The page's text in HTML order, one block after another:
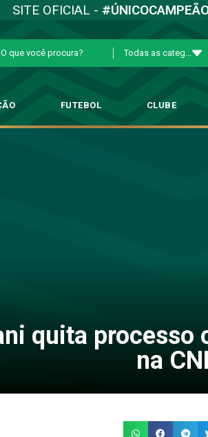
SITE OFICIAL -
FUTEBOL CLUBE
quita processo
na